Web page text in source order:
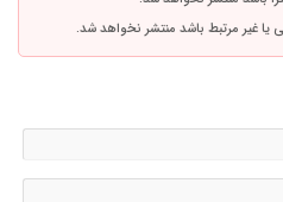
یا غیر مرتبط باشد منتشر نخواهد شد.